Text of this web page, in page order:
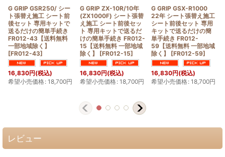
G GRIP GSR250/ シー
ト張替え施工 シート前
後セット 専用キットで
送るだけの簡単手続き
FR012-43【送料無料
一部地域除く】
[FR012-43]
16,830円(税込)
希望小売価格: 18,700円
G GRIP ZX-10R/10年
(ZX1000F) シート張替
え施工 シート前後セッ
ト 専用キットで送るだ
けの簡単手続き FR012-
15【送料無料 一部地域
除く】
[FR012-15]
16,830円(税込)
希望小売価格: 18,700円
G GRIP GSX-R1000
22年 シート張替え施工
シート前後セット 専用
キットで送るだけの簡
単手続き FR012-
59【送料無料 一部地域
除く】
[FR012-59]
16,830円(税込)
希望小売価格: 18,700円
レビュー